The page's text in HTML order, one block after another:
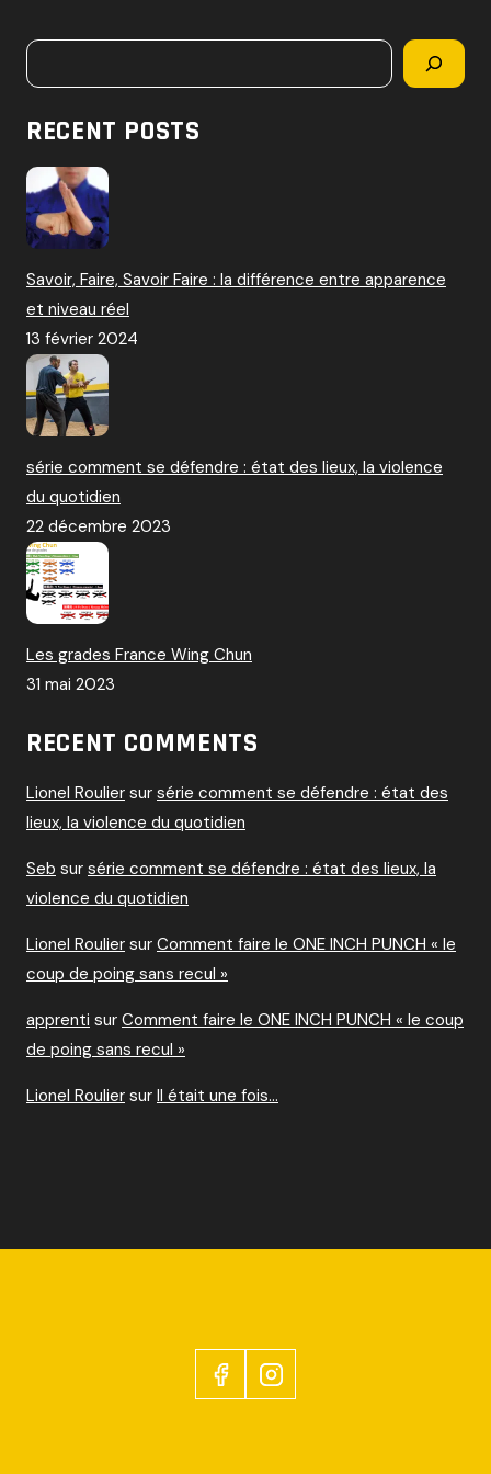
r
Rechercher
RECENT POSTS
Savoir, Faire, Savoir Faire : la différence entre apparence
et niveau réel
13 février 2024
série comment se défendre : état des lieux, la violence
du quotidien
22 décembre 2023
Les grades France Wing Chun
31 mai 2023
RECENT COMMENTS
Lionel Roulier sur série comment se défendre : état des
lieux, la violence du quotidien
Seb sur série comment se défendre : état des lieux, la
violence du quotidien
Lionel Roulier sur Comment faire le ONE INCH PUNCH « le
coup de poing sans recul »
apprenti sur Comment faire le ONE INCH PUNCH « le coup
de poing sans recul »
Lionel Roulier sur Il était une fois…